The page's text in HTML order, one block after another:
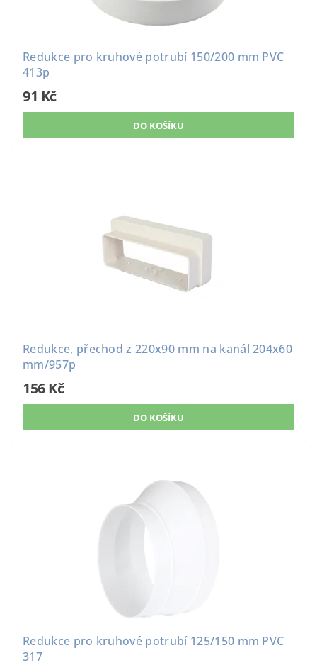
Redukce pro kruhové potrubí 150/200 mm PVC
413p
91 Kč
Redukce, přechod z 220x90 mm na kanál 204x60
mm/957p
156 Kč
Redukce pro kruhové potrubí 125/150 mm PVC
317